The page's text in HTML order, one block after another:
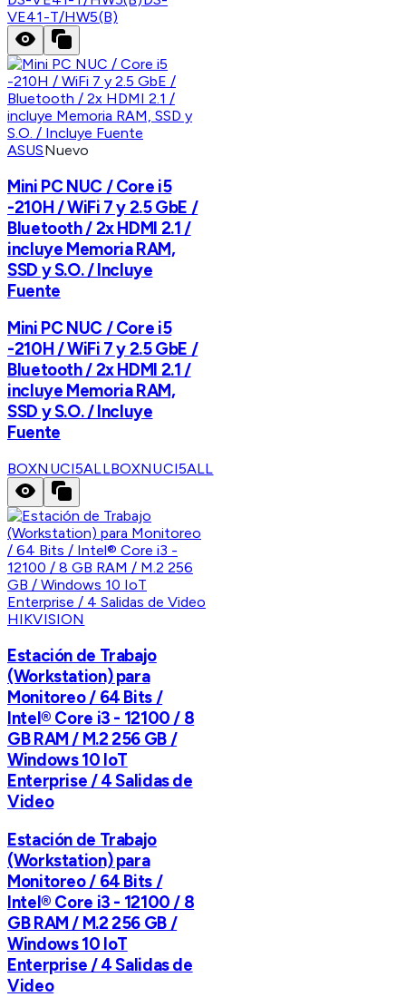
VE41-T/HW5(B)
ASUSNuevo
Mini PC NUC / Core i5
-210H / WiFi 7 y 2.5 GbE /
Bluetooth / 2x HDMI 2.1 /
incluye Memoria RAM,
SSD y S.O. / Incluye
Fuente
Mini PC NUC / Core i5
-210H / WiFi 7 y 2.5 GbE /
Bluetooth / 2x HDMI 2.1 /
incluye Memoria RAM,
SSD y S.O. / Incluye
Fuente
BOXNUCI5ALLBOXNUCI5ALL
HIKVISION
Estación de Trabajo
(Workstation) para
Monitoreo / 64 Bits /
Intel® Core i3 - 12100 / 8
GB RAM / M.2 256 GB /
Windows 10 IoT
Enterprise / 4 Salidas de
Video
Estación de Trabajo
(Workstation) para
Monitoreo / 64 Bits /
Intel® Core i3 - 12100 / 8
GB RAM / M.2 256 GB /
Windows 10 IoT
Enterprise / 4 Salidas de
Video